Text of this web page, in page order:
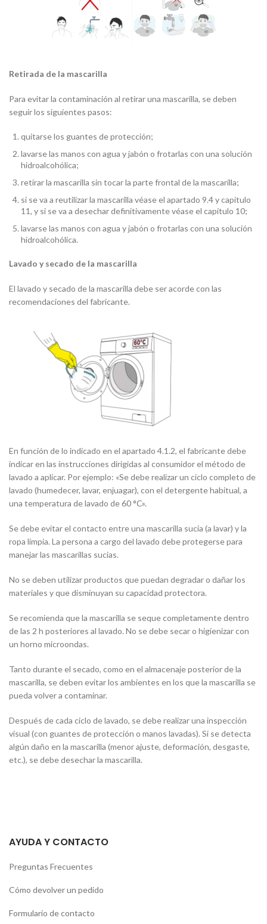
Retirada de la mascarilla
Para evitar la contaminación al retirar una mascarilla, se deben
seguir los siguientes pasos:
quitarse los guantes de protección;
lavarse las manos con agua y jabón o frotarlas con una solución
hidroalcohólica;
retirar la mascarilla sin tocar la parte frontal de la mascarilla;
si se va a reutilizar la mascarilla véase el apartado 9.4 y capítulo
11, y si se va a desechar definitivamente véase el capítulo 10;
lavarse las manos con agua y jabón o frotarlas con una solución
hidroalcohólica.
Lavado y secado de la mascarilla
El lavado y secado de la mascarilla debe ser acorde con las
recomendaciones del fabricante.
En función de lo indicado en el apartado 4.1.2, el fabricante debe
indicar en las instrucciones dirigidas al consumidor el método de
lavado a aplicar. Por ejemplo: «Se debe realizar un ciclo completo de
lavado (humedecer, lavar, enjuagar), con el detergente habitual, a
una temperatura de lavado de 60 °C».
Se debe evitar el contacto entre una mascarilla sucia (a lavar) y la
ropa limpia. La persona a cargo del lavado debe protegerse para
manejar las mascarillas sucias.
No se deben utilizar productos que puedan degradar o dañar los
materiales y que disminuyan su capacidad protectora.
Se recomienda que la mascarilla se seque completamente dentro
de las 2 h posteriores al lavado. No se debe secar o higienizar con
un horno microondas.
Tanto durante el secado, como en el almacenaje posterior de la
mascarilla, se deben evitar los ambientes en los que la mascarilla se
pueda volver a contaminar.
Después de cada ciclo de lavado, se debe realizar una inspección
visual (con guantes de protección o manos lavadas). Si se detecta
algún daño en la mascarilla (menor ajuste, deformación, desgaste,
etc.), se debe desechar la mascarilla.
AYUDA Y CONTACTO
Preguntas Frecuentes
Cómo devolver un pedido
Formulario de contacto